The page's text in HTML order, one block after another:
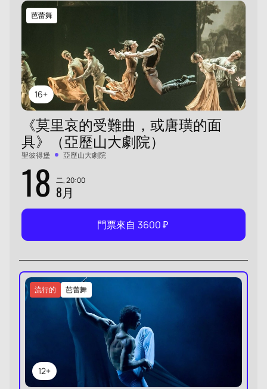
16+
芭蕾舞
《莫里哀的受難曲，或唐璜的面
具》（亞歷山大劇院）
聖彼得堡 亞歷山大劇院
18 二, 20:00
8月
門票來自 3600₽
12+
芭蕾舞
流行的